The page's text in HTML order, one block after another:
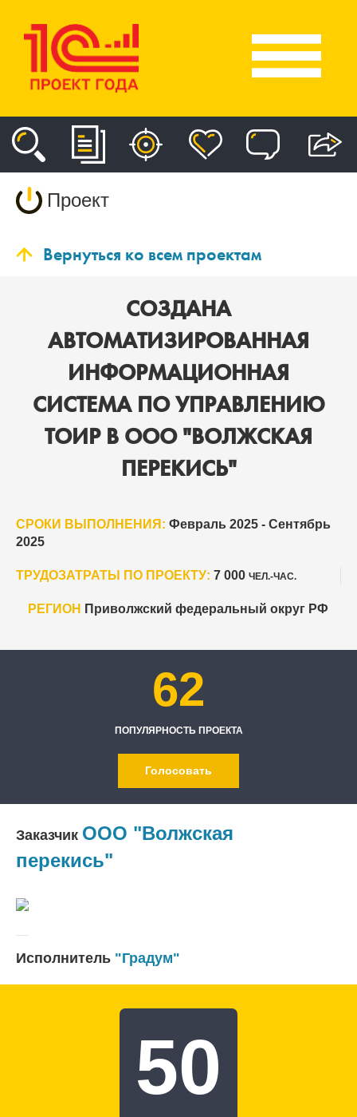
Проект
Вернуться ко всем проектам
СОЗДАНА
АВТОМАТИЗИРОВАННАЯ
ИНФОРМАЦИОННАЯ
СИСТЕМА ПО УПРАВЛЕНИЮ
ТОИР В ООО "ВОЛЖСКАЯ
ПЕРЕКИСЬ"
СРОКИ ВЫПОЛНЕНИЯ: Февраль 2025 - Сентябрь
2025
ТРУДОЗАТРАТЫ ПО ПРОЕКТУ: 7 000 ЧЕЛ.-ЧАС.
РЕГИОН Приволжский федеральный округ РФ
62
ПОПУЛЯРНОСТЬ ПРОЕКТА
Голосовать
Заказчик ООО "Волжская
перекись"
Исполнитель "Градум"
50